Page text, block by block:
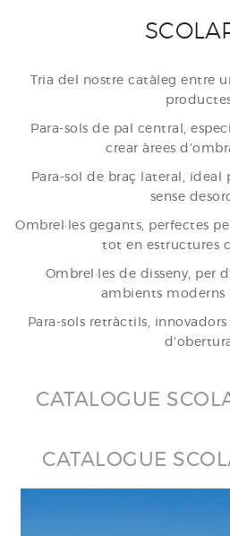
Tria del nostre catàleg entre
Para-sols de pal central,
crear àrees
Para-sol de braç lateral,
sense
Ombrel·les gegants, perfectes
tot en estructures
Ombrel·les de disseny, per
ambients moderns
Para-sols retràctils,
CATALOGUE
CATALOGUE